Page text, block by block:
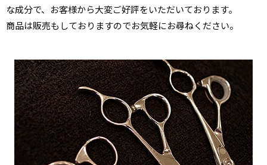
な成分で、お客様から大変ご好評をいただいております。
商品は販売もしておりますのでお気軽にお尋ねください。